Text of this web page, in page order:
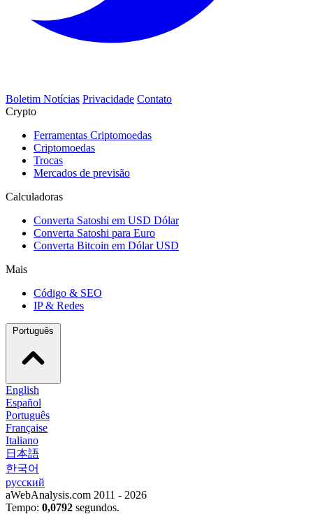
Boletim Notícias Privacidade Contato
Crypto
Ferramentas Criptomoedas
Criptomoedas
Trocas
Mercados de previsão
Calculadoras
Converta Satoshi em USD Dólar
Converta Satoshi para Euro
Converta Bitcoin em Dólar USD
Mais
Código & SEO
IP & Redes
English
Español
Português
Française
Italiano
日本語
한국어
русский
aWebAnalysis.com 2011 - 2026
Tempo: 0,0792 segundos.